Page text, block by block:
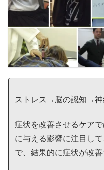
ストレス→脳の認知→
症状を改善させるケア
に与える影響に注目し
で、結果的に症状が改善